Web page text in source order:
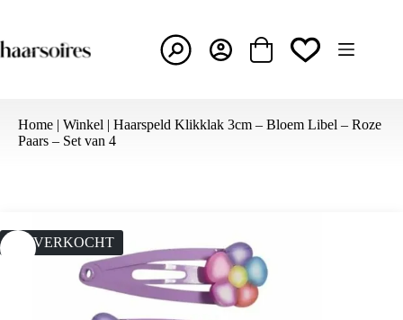
de
inhoud
Winkelwagen
Home | Winkel | Haarspeld Klikklak 3cm – Bloem Libel – Roze
Paars – Set van 4
UITVERKOCHT